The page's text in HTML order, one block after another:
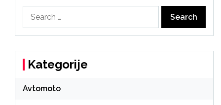
for:
Kategorije
Avtomoto